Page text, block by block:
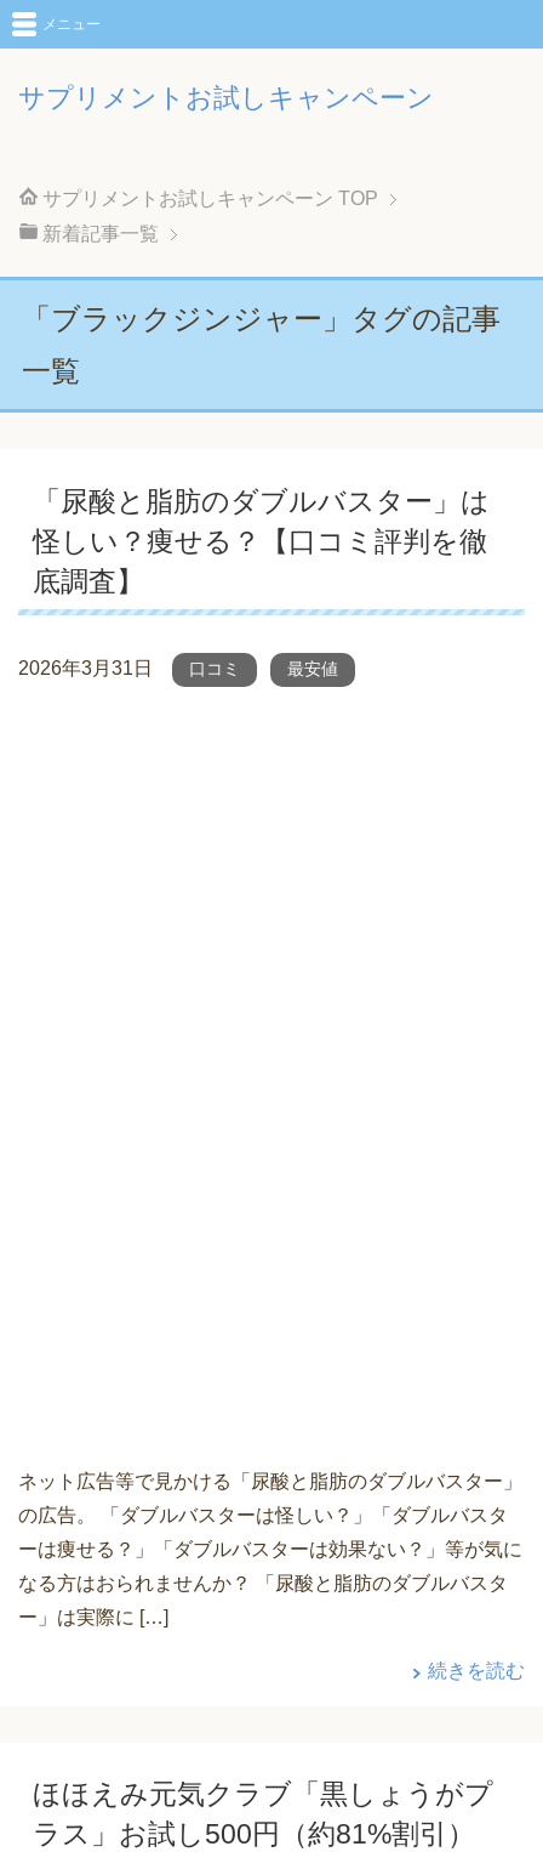
サプリメントお試しキャンペーン
メニュー
サプリメントお試しキャンペーン TOP
新着記事一覧
「ブラックジンジャー」タグの記事
一覧
「尿酸と脂肪のダブルバスター」は
怪しい？痩せる？【口コミ評判を徹
底調査】
2026年3月31日 口コミ 最安値
ネット広告等で見かける「尿酸と脂肪のダブルバスター」
の広告。 「ダブルバスターは怪しい？」「ダブルバスタ
ーは痩せる？」「ダブルバスターは効果ない？」等が気に
なる方はおられませんか？ 「尿酸と脂肪のダブルバスタ
ー」は実際に […]
続きを読む
ほほえみ元気クラブ「黒しょうがプ
ラス」お試し500円（約81%割引）